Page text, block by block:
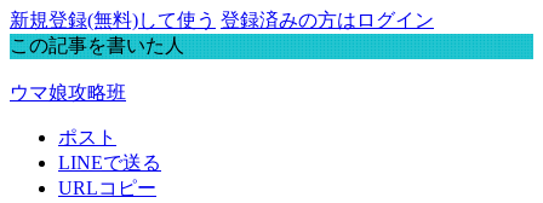
新規登録(無料)して使う 登録済みの方はログイン
この記事を書いた人
ウマ娘攻略班
ポスト
LINEで送る
URLコピー